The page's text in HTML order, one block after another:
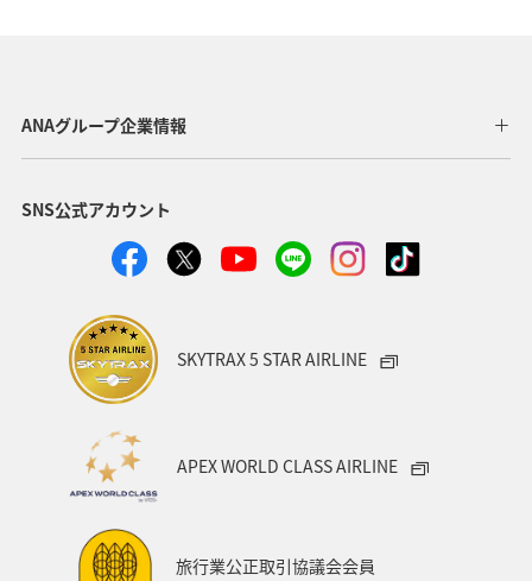
群馬県 春 川 マダイ
ANAグループ企業情報
SNS公式アカウント
SKYTRAX 5 STAR AIRLINE
APEX WORLD CLASS AIRLINE
旅行業公正取引協議会会員